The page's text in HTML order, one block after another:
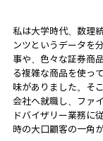
私は大学時代、数理
ンツというデータを
事や、色々な証券商
る複雑な商品を使っ
味がありました。そ
会社へ就職し、ファ
ドバイザリー業務に
時の大口顧客の一角